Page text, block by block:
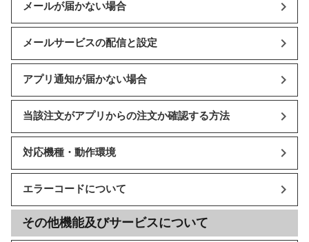
メールが届かない場合
メールサービスの配信と設定
アプリ通知が届かない場合
当該注文がアプリからの注文か確認する方法
対応機種・動作環境
エラーコードについて
その他機能及びサービスについて